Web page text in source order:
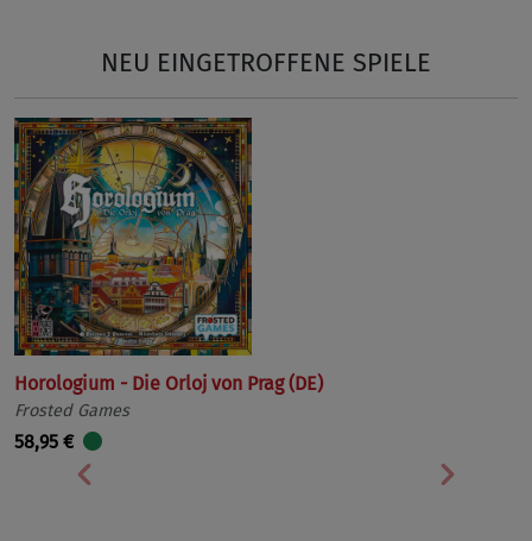
NEU EINGETROFFENE SPIELE
Horologium - Die Orloj von Prag (DE)
Frosted Games
58,95 €
Vorherige